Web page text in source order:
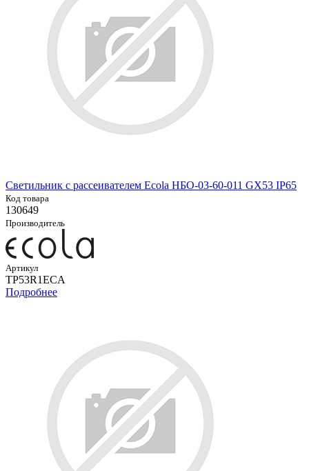
Светильник с рассеивателем Ecola НБО-03-60-011 GX53 IP65
Код товара
130649
Производитель
Артикул
TP53R1ECA
Подробнее